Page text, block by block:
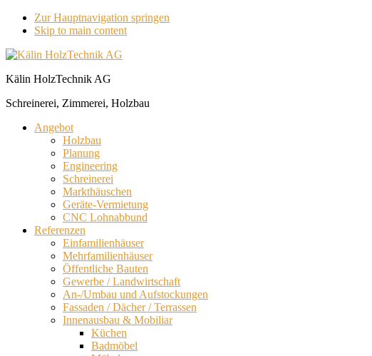
Zur Hauptnavigation springen
Skip to main content
Kälin HolzTechnik AG
Schreinerei, Zimmerei, Holzbau
Angebot
Holzbau
Planung
Engineering
Schreinerei
Markthäuschen
Geräte-Vermietung
CNC Lohnabbund
Referenzen
Einfamilienhäuser
Mehrfamilienhäuser
Öffentliche Bauten
Gewerbe / Landwirtschaft
An-/Umbau und Aufstockungen
Fassaden / Dächer / Terrassen
Innenausbau & Mobiliar
Küchen
Badmöbel